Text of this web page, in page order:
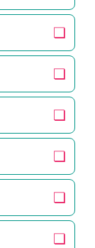
❏
❏
❏
❏
❏
❏